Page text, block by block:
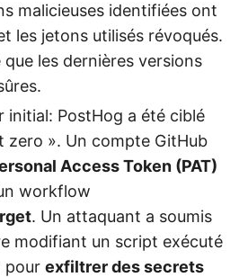
malicieuses identifiées ont
les jetons utilisés révoqués.
les dernières versions
initial: PostHog a été ciblé
zero ». Un compte GitHub
Access Token (PAT)
workflow
. Un attaquant a soumis
modifiant un script exécuté
pour exfiltrer des secrets